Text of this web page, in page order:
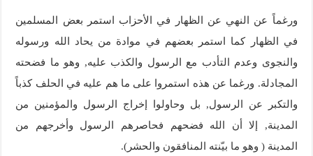
ورغماً عن النهي عن الظهار في الأحزاب استمر بعض المسلمين
في الظهار كما استمر بعضهم في موادة من يحاد الله ورسوله
والنجوى وعدم التأدب مع الرسول والكذب عليه, وهو ما فضحته
المجادلة. ورغما عن هذه استمروا على ما هم عليه في الحلف كذباً
والتكبر عن الرسول, بل وحاولوا إخراج الرسول والمؤمنين من
المدينة, إلا أن الله فضحهم فحاصرهم الرسول وأخرجهم من
المدينة ( وهو ما بيّنته المنافقون والحشر).